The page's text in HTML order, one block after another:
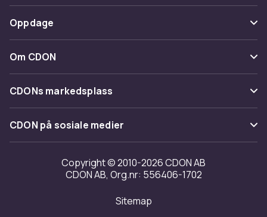
Spor pakke
Angre & returner her
Kontakt oss
Betaling
Levering
Tilbakekallinger
Oppdage
Kategorier
Varemerker
Om CDON
Om oss
Kundeanmeldelser
Jobbe på CDON
Investor relations
Tilgjengelighet
CDONs markedsplass
Merchant Help Center
CDON på sosiale medier
Copyright © 2010-2026 CDON AB
CDON AB, Org.nr: 556406-1702
Sitemap